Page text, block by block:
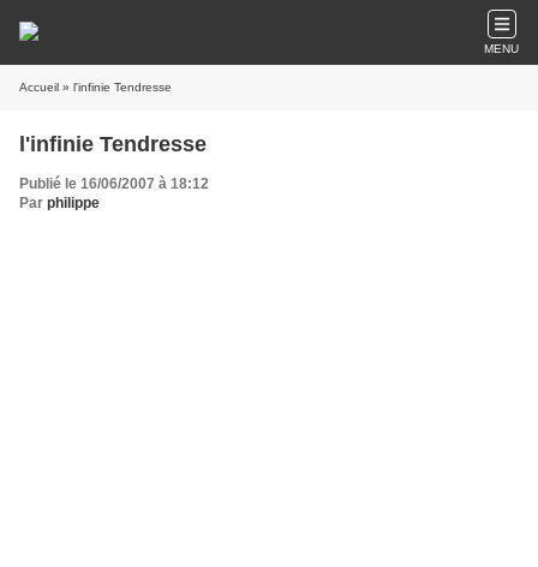
MENU
Accueil » l'infinie Tendresse
l'infinie Tendresse
Publié le 16/06/2007 à 18:12
Par philippe